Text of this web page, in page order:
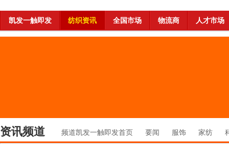
凯发一触即发 纺织资讯 全国市场 物流商 人才市场
资讯频道 频道凯发一触即发首页 要闻 服饰 家纺